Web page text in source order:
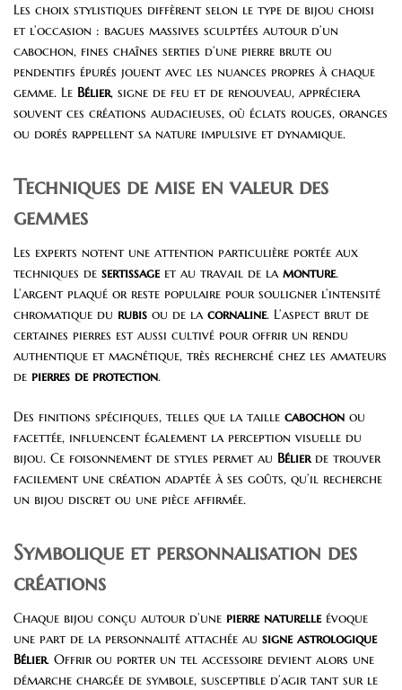
Les choix stylistiques diffèrent selon le type de bijou choisi
et l’occasion : bagues massives sculptées autour d’un
cabochon, fines chaînes serties d’une pierre brute ou
pendentifs épurés jouent avec les nuances propres à chaque
gemme. Le Bélier, signe de feu et de renouveau, appréciera
souvent ces créations audacieuses, où éclats rouges, oranges
ou dorés rappellent sa nature impulsive et dynamique.
Techniques de mise en valeur des
gemmes
Les experts notent une attention particulière portée aux
techniques de sertissageet au travail de la monture.
L’argent plaqué or reste populaire pour souligner l’intensité
chromatique du rubis ou de la cornaline. L’aspect brut de
certaines pierres est aussi cultivé pour offrir un rendu
authentique et magnétique, très recherché chez les amateurs
de pierres de protection.
Des finitions spécifiques, telles que la taille cabochon ou
facettée, influencent également la perception visuelle du
bijou. Ce foisonnement de styles permet au Bélierde trouver
facilement une création adaptée à ses goûts, qu’il recherche
un bijou discret ou une pièce affirmée.
Symbolique et personnalisation des
créations
Chaque bijou conçu autour d’une pierre naturelleévoque
une part de la personnalité attachée au signe astrologique
Bélier. Offrir ou porter un tel accessoire devient alors une
démarche chargée de symbole, susceptible d’agir tant sur le